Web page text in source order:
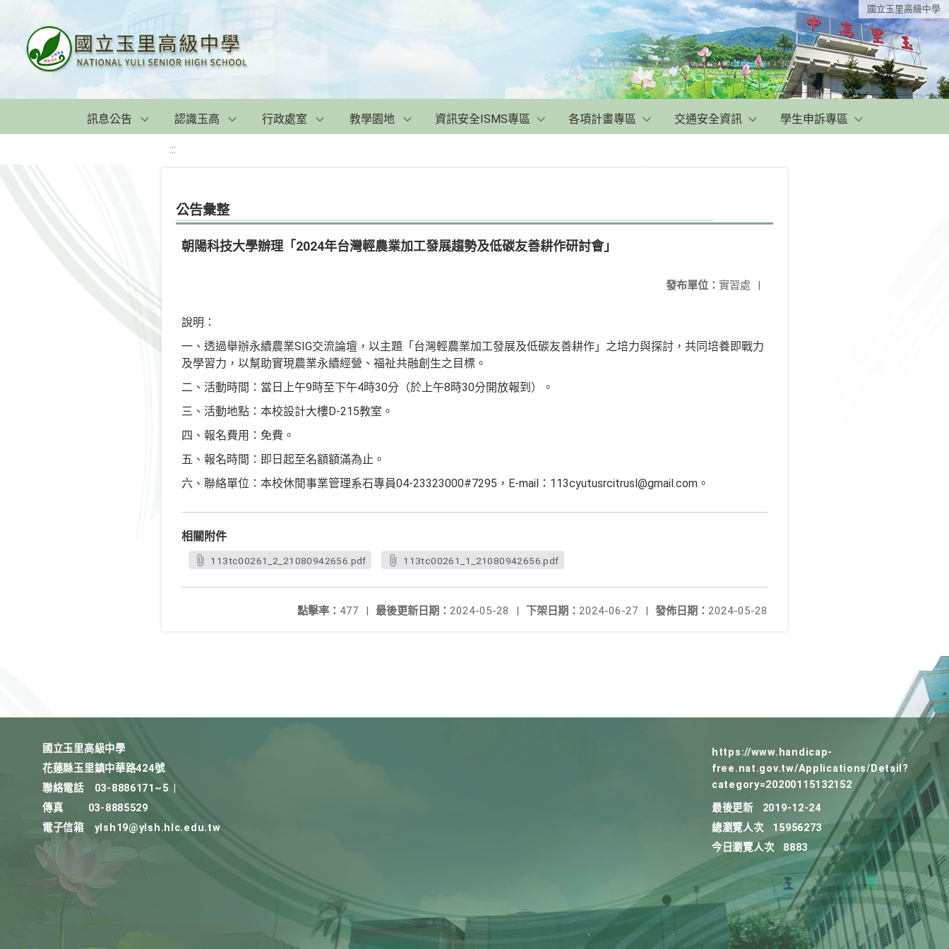
國立玉里高級中學
訊息公告 認識玉高 行政處室 教學園地 資訊安全ISMS專區 各項計畫專區 交通安全資訊 學生申訴專區
:::
公告彙整
朝陽科技大學辦理「2024年台灣輕農業加工發展趨勢及低碳友善耕作研討會」
發布單位： 實習處 |
說明：
一、透過舉辦永續農業SIG交流論壇，以主題「台灣輕農業加工發展及低碳友善耕作」之培力與探討，共同培養即戰力
及學習力，以幫助實現農業永續經營、福祉共融創生之目標。
二、活動時間：當日上午9時至下午4時30分（於上午8時30分開放報到）。
三、活動地點：本校設計大樓D-215教室。
四、報名費用：免費。
五、報名時間：即日起至名額額滿為止。
六、聯絡單位：本校休閒事業管理系石專員04-23323000#7295，E-mail：113cyutusrcitrusl@gmail.com。
相關附件
113tc00261_2_21080942656.pdf 113tc00261_1_21080942656.pdf
發佈日期： 2024-05-28
下架日期： 2024-06-27 |
最後更新日期： 2024-05-28 |
點擊率： 477 |
國立玉里高級中學
花蓮縣玉里鎮中華路424號
聯絡電話
03-8886171~5
傳真
03-8885529
電子信箱
ylsh19@ylsh.hlc.edu.tw
https://www.handicap-
free.nat.gov.tw/Applications/Detail?
category=20200115132152
最後更新
2019-12-24
總瀏覽人次
15956273
今日瀏覽人次
8883